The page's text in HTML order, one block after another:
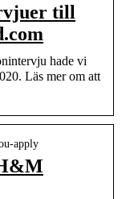
till
hade vi
Läs mer om att
apply